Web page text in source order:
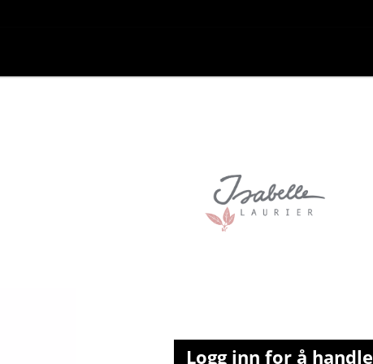
Logg inn for å handle